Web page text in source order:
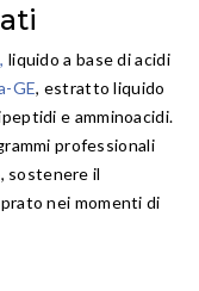
, liquido a base di acidi
GE, estratto liquido
e amminoacidi.
professionali
sostenere il
nei momenti di